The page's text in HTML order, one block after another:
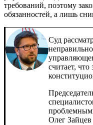
требований, поэтому
обязанностей, а лишь
Суд
считает, что
Олег Зайцев